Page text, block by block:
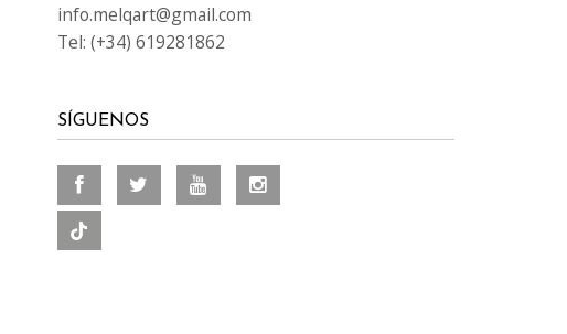
info.melqart@gmail.com
Tel: (+34) 619281862
SÍGUENOS